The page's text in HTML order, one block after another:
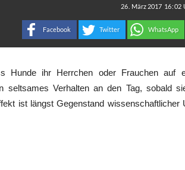
:
Facebook Twitter WhatsApp
Hunde ihr Herrchen oder Frauchen auf
seltsames Verhalten an den Tag, sobald
ist längst Gegenstand wissenschaftlicher